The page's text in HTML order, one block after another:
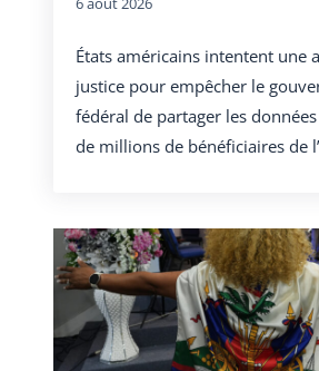
États américains intentent une
justice pour empêcher le
fédéral de partager les
de millions de bénéficiaires de